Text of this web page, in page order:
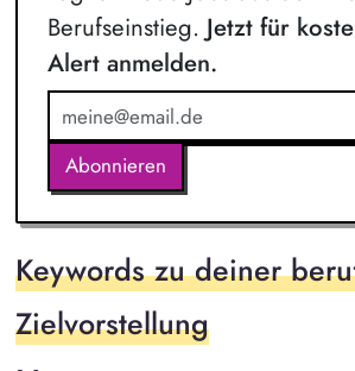
Berufseinstieg. Jetzt für
Alert anmelden.
Abonnieren
Keywords zu deiner
Zielvorstellung